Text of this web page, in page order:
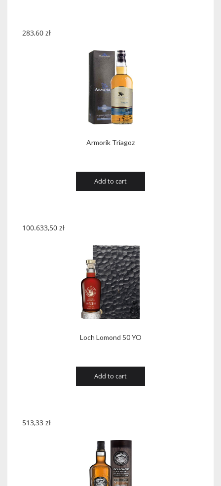
Armorik Triagoz
283,60 zł
Add to cart
Loch Lomond 50 YO
100.633,50 zł
Add to cart
513,33 zł